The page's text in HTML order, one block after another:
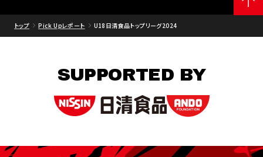
トップ Pick Upレポート U18日清食品トップリーグ2024
SUPPORTED BY